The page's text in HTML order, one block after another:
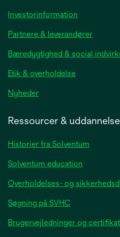
Investorinformation
a
new
Partnere & leverandører
Bæredygtighed & social
Etik & overholdelse
Nyhederopens
tab
Ressourcer & uddannelse
Historier fra Solventum
Solventum education
Overholdelses- og
Søgning på SVHC
Brugervejledninger og